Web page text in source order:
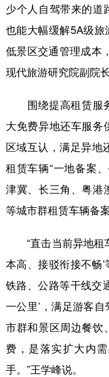
少个人自驾带来的道
也能大幅缓解5A级
低景区交通管理成本
现代旅游研究院副院
围绕提高租赁服
大免费异地还车服务
区域互认，满足异地
租赁车辆“一地备案
津冀、长三角、粤港
等城市群租赁车辆备案
“直击当前异地租
本高、接驳衔接不畅’
铁路、公路等干线交
一公里’，满足游客
市群和景区周边餐饮
费，是落实扩大内
手。”王学峰说。